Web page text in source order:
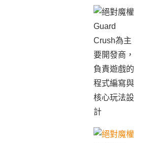
Guard
Crush為主
要開發商，
負責遊戲的
程式編寫與
核心玩法設
計